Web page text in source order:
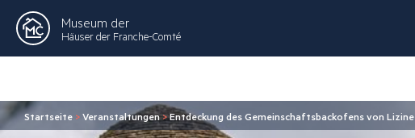
Museum der
Häuser der Franche-Comté
Startseite >Veranstaltungen>Entdeckung des Gemeinschaftsbackofens von Lizine